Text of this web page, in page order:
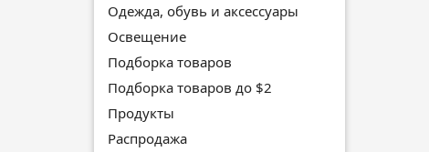
Одежда, обувь и аксессуары
Освещение
Подборка товаров
Подборка товаров до $2
Продукты
Распродажа